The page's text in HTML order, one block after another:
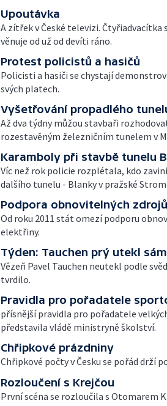
Upoutávka
A zítřek v České televizi. Čtyřiadvacítka
věnuje od už od devíti ráno.
Protest policistů a hasičů
Policisti a hasiči se chystají
svých platech.
Vyšetřování propadlého
Až dva týdny můžou stavbaři
rozestavěným železničním tunelem v
Karamboly při stavbě tunelu
Víc než rok policie rozplétala, kdo
dalšího tunelu - Blanky v pražské
Podpora obnovitelných
Od roku 2011 stát omezí podporu
elektřiny.
Týden: Tauchen prý utekl sám
Vězeň Pavel Tauchen neutekl podle
tvrdilo.
Pravidla pro pořadatele
přísnější pravidla pro pořadatele
představila vládě ministryně školství.
Chřipkové prázdniny
Chřipkové počty v Česku se pořád drží
Rozloučení s Krejčou
První scéna se rozloučila s Otomarem